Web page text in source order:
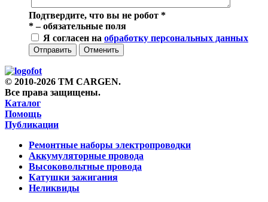
Подтвердите, что вы не робот *
*– обязательные поля
Я согласен на обработку персональных данных
Отправить Отменить
© 2010-2026 TM CARGEN.
Все права защищены.
Каталог
Помощь
Публикации
Ремонтные наборы электропроводки
Аккумуляторные провода
Высоковольтные провода
Катушки зажигания
Неликвиды